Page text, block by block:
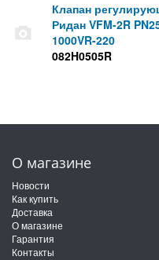
Клапан
Ридан VFM-2R
1000VR-220
082H0505R
О магазине
Новости
Как купить
Доставка
О магазине
Гарантия
Контакты